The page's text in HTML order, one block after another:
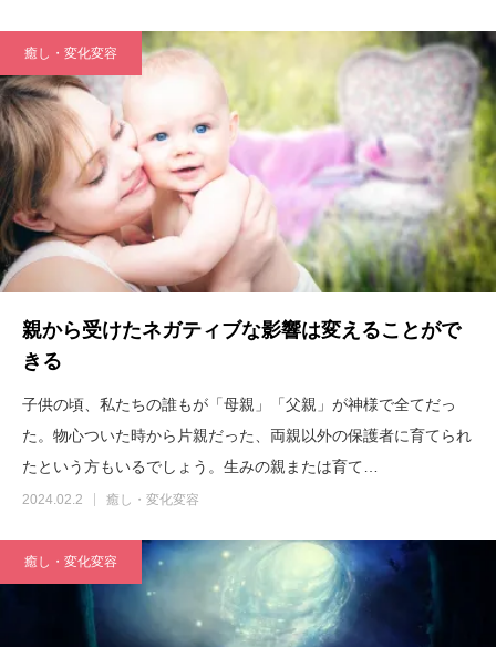
癒し・変化変容
親から受けたネガティブな影響は変えることがで
きる
子供の頃、私たちの誰もが「母親」「父親」が神様で全てだっ
た。物心ついた時から片親だった、両親以外の保護者に育てられ
たという方もいるでしょう。生みの親または育て…
2024.02.2 癒し・変化変容
癒し・変化変容